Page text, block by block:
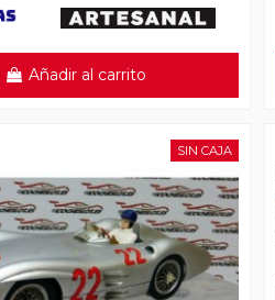
Añadir al carrito
SIN CAJA